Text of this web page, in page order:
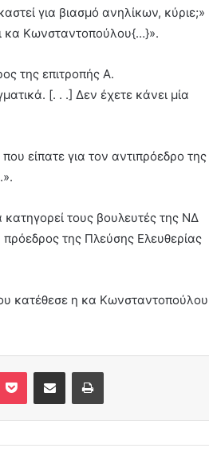
για βιασμό ανηλίκων, κύριε;»
κα Κωνσταντοπούλου{…}».
της επιτροπής Α.
[. . .] Δεν έχετε κάνει μία
είπατε για τον αντιπρόεδρο της
τους βουλευτές της ΝΔ
πρόεδρος της Πλεύσης Ελευθερίας
κατέθεσε η κα Κωνσταντοπούλου
Pocket Share via Email Print